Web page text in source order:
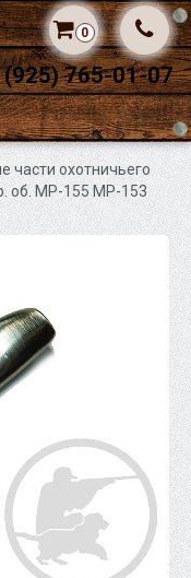
(925) 765-01-07
0
части охотничьего
об. МР-155 МР-153